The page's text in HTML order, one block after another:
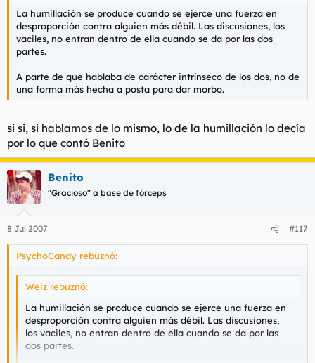
La humillación se produce cuando se ejerce una fuerza en
desproporción contra alguien más débil. Las discusiones, los
vaciles, no entran dentro de ella cuando se da por las dos
partes.
A parte de que hablaba de carácter intrínseco de los dos, no de
una forma más hecha a posta para dar morbo.
si si, si hablamos de lo mismo, lo de la humillación lo decía
por lo que contó Benito
Benito
"Gracioso" a base de fórceps
8 Jul 2007 #117
PsychoCandy rebuznó:
Weiz rebuznó:
La humillación se produce cuando se ejerce una fuerza en
desproporción contra alguien más débil. Las discusiones,
los vaciles, no entran dentro de ella cuando se da por las
dos partes.